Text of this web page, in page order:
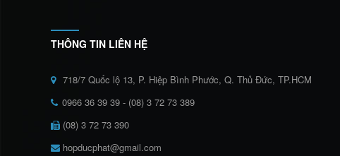
THÔNG TIN LIÊN HỆ
718/7 Quốc lộ 13, P. Hiệp Bình Phước, Q. Thủ Đức, TP.HCM
0966 36 39 39 - (08) 3 72 73 389
(08) 3 72 73 390
hopducphat@gmail.com